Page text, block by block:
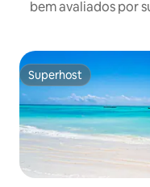
bem avaliados por
Superhost
Superhost